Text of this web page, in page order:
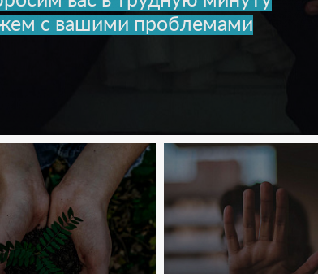
с вашими проблемами